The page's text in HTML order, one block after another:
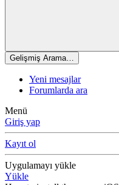
Gelişmiş Arama…
Yeni mesajlar
Forumlarda ara
Menü
Giriş yap
Kayıt ol
Uygulamayı yükle
Yükle